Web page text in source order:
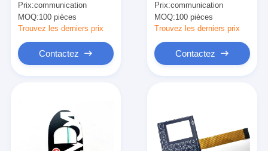
Produits
Vidéos
appareil médical
Prix:communication
MOQ:100 pièces
Trouvez les derniers prix
Contactez
en PET à revêtement
PC avec sérigraphie
Prix:communication
MOQ:100 pièces
Trouvez les derniers prix
Contactez